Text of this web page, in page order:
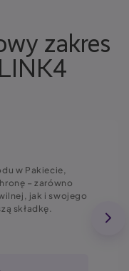
zakres
w Pakiecie,
– zarówno
jak i swojego
składkę.